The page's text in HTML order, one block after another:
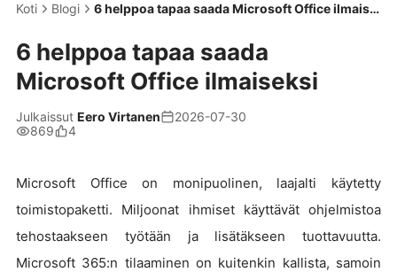
Koti Blogi 6 helppoa tapaa saada Microsoft Office ilmaiseksi
6 helppoa tapaa saada
Microsoft Office ilmaiseksi
Julkaissut Eero Virtanen
2026-07-30
869
4
Microsoft Office on monipuolinen, laajalti käytetty
toimistopaketti. Miljoonat ihmiset käyttävät ohjelmistoa
tehostaakseen työtään ja lisätäkseen tuottavuutta.
Microsoft 365:n tilaaminen on kuitenkin kallista, samoin